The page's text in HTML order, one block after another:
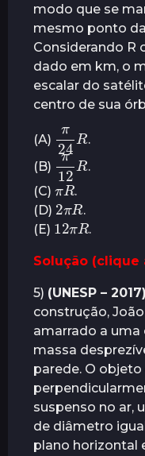
modo que se
mesmo ponto
Considerando R
dado em km, o
escalar do
centro de sua
(A)
π24
R
.
(B)
π12
R
.
(C)
π
R
.
(D)
2π
R
.
(E)
12π
R
.
Solução (clique
5) (UNESP – 2017)
construção,
amarrado a uma
massa
parede. O
suspenso no ar,
de diâmetro
plano horizontal